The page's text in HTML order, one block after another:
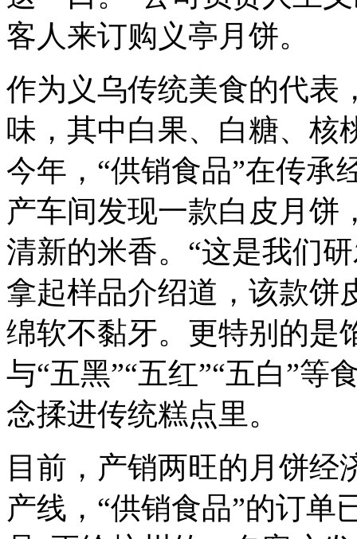
客人来订购义亭月饼。
作为义乌传统美食的代表
味，其中白果、白糖、核
今年，“供销食品”在传承
产车间发现一款白皮月饼
清新的米香。“这是我们
拿起样品介绍道，该款饼
绵软不黏牙。更特别的是
与“五黑”“五红”“五白”等
念揉进传统糕点里。
目前，产销两旺的月饼经
产线，“供销食品”的订单